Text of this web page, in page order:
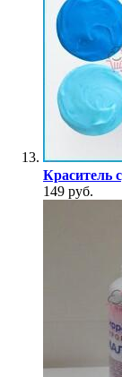
Краситель
149 руб.